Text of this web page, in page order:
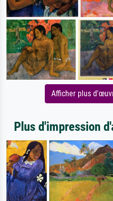
Afficher plus
Plus d'impression